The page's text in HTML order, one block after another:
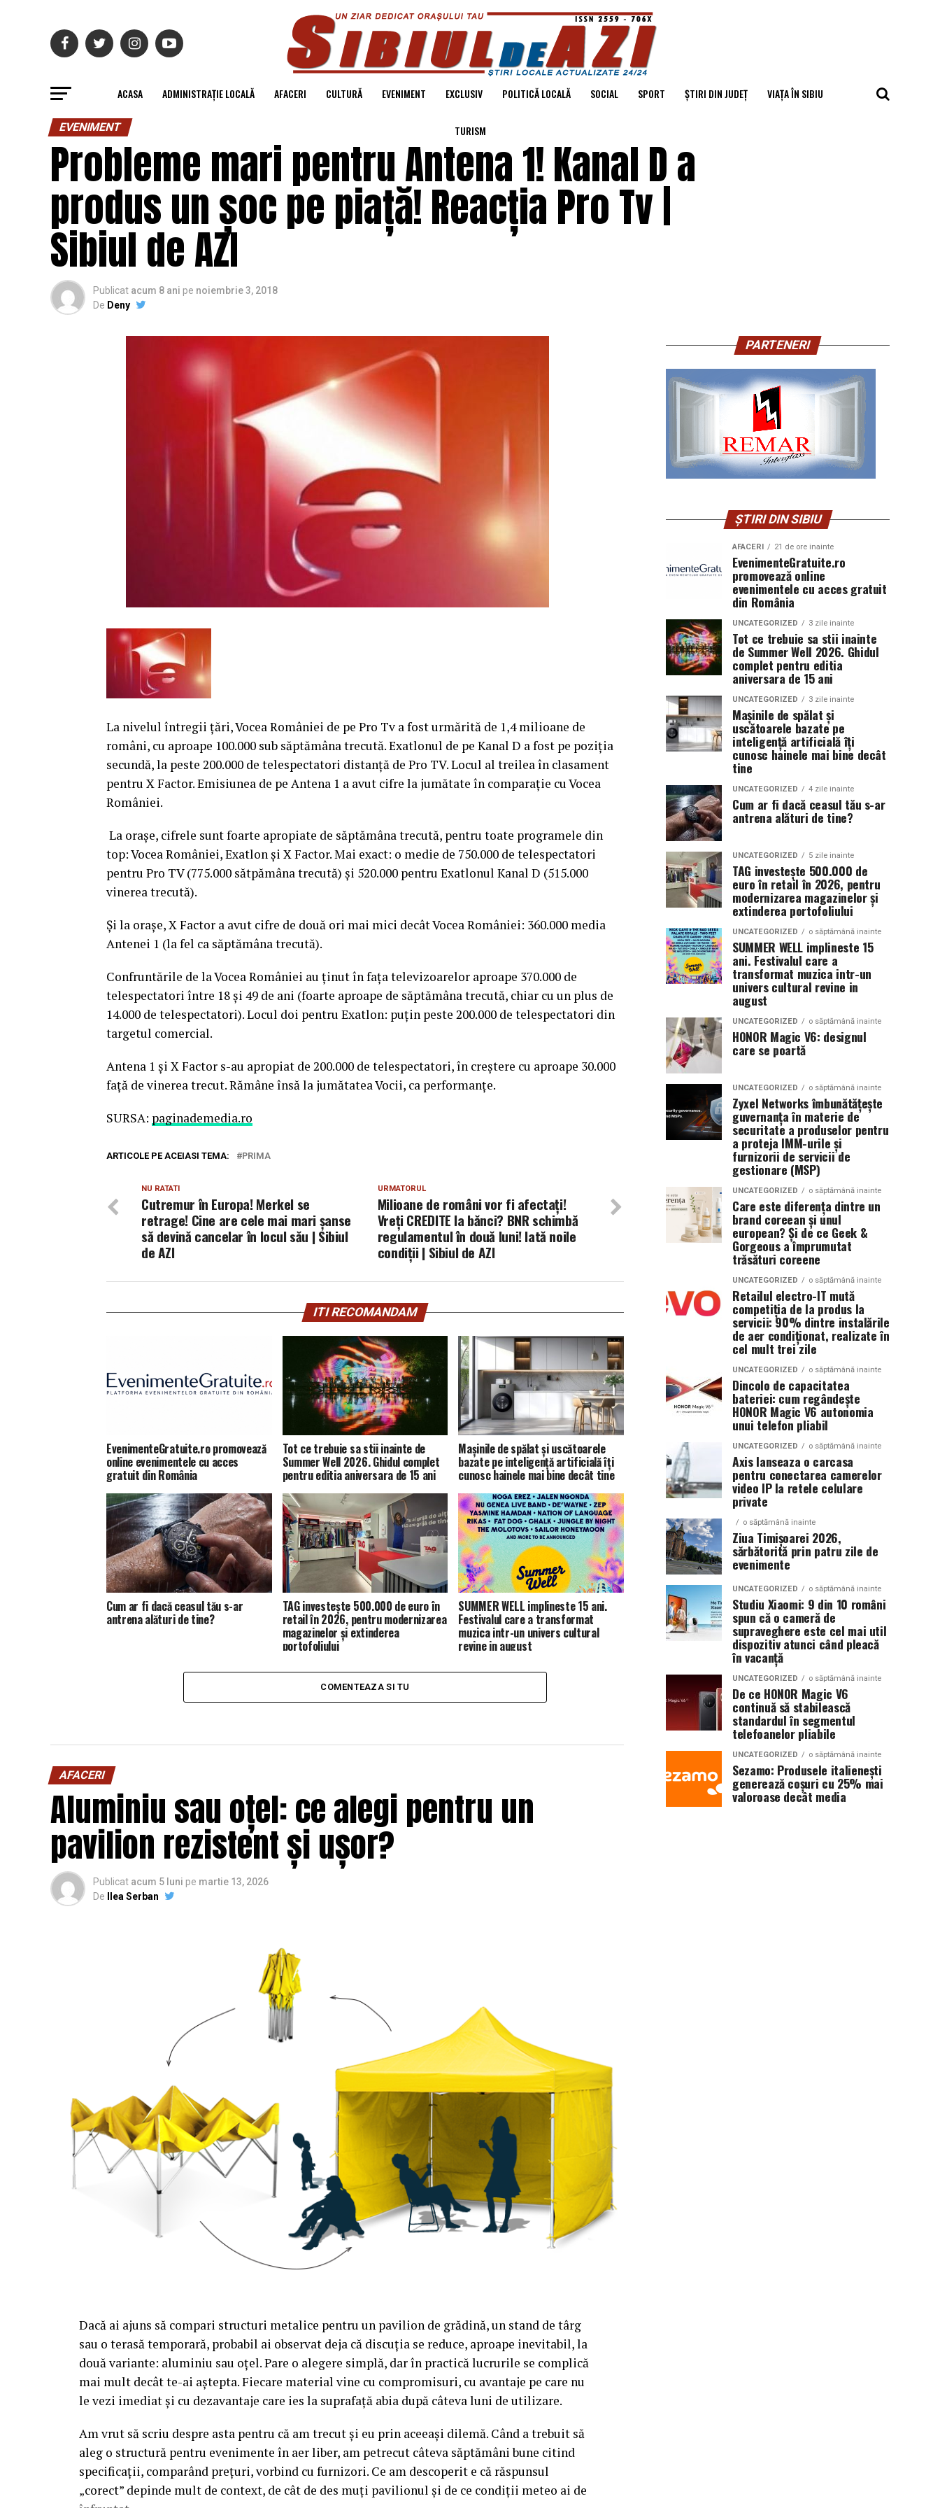
ACASA ADMINISTRAȚIE LOCALĂ AFACERI CULTURĂ EVENIMENT EXCLUSIV POLITICĂ LOCALĂ SOCIAL SPORT ȘTIRI DIN JUDEȚ VIAȚA ÎN SIBIU
TURISM
EVENIMENT
Probleme mari pentru Antena 1! Kanal D a
produs un șoc pe piață! Reacția Pro Tv |
Sibiul de AZI
Publicat acum 8 ani pe noiembrie 3, 2018
De Deny
La nivelul întregii ţări, Vocea României de pe Pro Tv a fost urmărită de 1,4 milioane de
români, cu aproape 100.000 sub săptămâna trecută. Exatlonul de pe Kanal D a fost pe poziţia
secundă, la peste 200.000 de telespectatori distanţă de Pro TV. Locul al treilea în clasament
pentru X Factor. Emisiunea de pe Antena 1 a avut cifre la jumătate în comparaţie cu Vocea
României.
La oraşe, cifrele sunt foarte apropiate de săptămâna trecută, pentru toate programele din
top: Vocea României, Exatlon şi X Factor.Mai exact: o medie de 750.000 de telespectatori
pentru Pro TV (775.000 sătpămâna trecută) şi 520.000 pentru Exatlonul Kanal D (515.000
vinerea trecută).
Și la oraşe, X Factor a avut cifre de două ori mai mici decât Vocea României: 360.000 media
Antenei 1 (la fel ca săptămâna trecută).
Confruntările de la Vocea României au ţinut în faţa televizoarelor aproape 370.000 de
telespectatori între 18 şi 49 de ani (foarte aproape de săptămâna trecută, chiar cu un plus de
14.000 de telespectatori). Locul doi pentru Exatlon: puţin peste 200.000 de telespectatori din
targetul comercial.
Antena 1 şi X Factor s-au apropiat de 200.000 de telespectatori, în creştere cu aproape 30.000
faţă de vinerea trecut. Rămâne însă la jumătatea Vocii, ca performanţe.
SURSA: paginademedia.ro
ARTICOLE PE ACEIASI TEMA: PRIMA
URMATORUL
Milioane de români vor fi afectați!
Vreți CREDITE la bănci? BNR schimbă
regulamentul în două luni! Iată noile
condiții | Sibiul de AZI
NU RATATI
Cutremur în Europa! Merkel se
retrage! Cine are cele mai mari șanse
să devină cancelar în locul său | Sibiul
de AZI
ITI RECOMANDAM
EvenimenteGratuite.ro promovează
online evenimentele cu acces
gratuit din România
Tot ce trebuie sa stii inainte de
Summer Well 2026. Ghidul complet
pentru editia aniversara de 15 ani
Mașinile de spălat și uscătoarele
bazate pe inteligență artificială îți
cunosc hainele mai bine decât tine
Cum ar fi dacă ceasul tău s-ar
antrena alături de tine?
TAG investește 500.000 de euro în
retail în 2026, pentru modernizarea
magazinelor și extinderea
portofoliului
SUMMER WELL implineste 15 ani.
Festivalul care a transformat
muzica intr-un univers cultural
revine in august
COMENTEAZA SI TU
AFACERI
Aluminiu sau oțel: ce alegi pentru un
pavilion rezistent și ușor?
Publicat acum 5 luni pe martie 13, 2026
De
Ilea Serban
Dacă ai ajuns să compari structuri metalice pentru un pavilion de grădină, un stand de târg
sau o terasă temporară, probabil ai observat deja că discuția se reduce, aproape inevitabil, la
două variante: aluminiu sau oțel. Pare o alegere simplă, dar în practică lucrurile se complică
mai mult decât te-ai aștepta. Fiecare material vine cu compromisuri, cu avantaje pe care nu
le vezi imediat și cu dezavantaje care ies la suprafață abia după câteva luni de utilizare.
Am vrut să scriu despre asta pentru că am trecut și eu prin aceeași dilemă. Când a trebuit să
aleg o structură pentru evenimente în aer liber, am petrecut câteva săptămâni bune citind
specificații, comparând prețuri, vorbind cu furnizori. Ce am descoperit e că răspunsul
„corect” depinde mult de context, de cât de des muți pavilionul și de ce condiții meteo ai de
PARTENERI
ȘTIRI DIN SIBIU
AFACERI 21 de ore inainte
EvenimenteGratuite.ro
promovează online
evenimentele cu acces gratuit
din România
UNCATEGORIZED 3 zile inainte
Tot ce trebuie sa stii inainte
de Summer Well 2026. Ghidul
complet pentru editia
aniversara de 15 ani
UNCATEGORIZED 3 zile inainte
Mașinile de spălat și
uscătoarele bazate pe
inteligență artificială îți
cunosc hainele mai bine decât
tine
UNCATEGORIZED 4 zile inainte
Cum ar fi dacă ceasul tău s-ar
antrena alături de tine?
UNCATEGORIZED 5 zile inainte
TAG investește 500.000 de
euro în retail în 2026, pentru
modernizarea magazinelor și
extinderea portofoliului
UNCATEGORIZED o săptămână inainte
SUMMER WELL implineste 15
ani. Festivalul care a
transformat muzica intr-un
univers cultural revine in
august
UNCATEGORIZED o săptămână inainte
HONOR Magic V6: designul
care se poartă
UNCATEGORIZED o săptămână inainte
Zyxel Networks îmbunătățește
guvernanța în materie de
securitate a produselor pentru
a proteja IMM-urile și
furnizorii de servicii de
gestionare (MSP)
UNCATEGORIZED o săptămână inainte
Care este diferența dintre un
brand coreean și unul
european? Și de ce Geek &
Gorgeous a împrumutat
trăsături coreene
UNCATEGORIZED o săptămână inainte
Retailul electro-IT mută
competiția de la produs la
servicii: 90% dintre instalările
de aer condiționat, realizate în
cel mult trei zile
UNCATEGORIZED o săptămână inainte
Dincolo de capacitatea
bateriei: cum regândește
HONOR Magic V6 autonomia
unui telefon pliabil
UNCATEGORIZED o săptămână inainte
Axis lanseaza o carcasa
pentru conectarea camerelor
video IP la retele celulare
private
o săptămână inainte
Ziua Timișoarei 2026,
sărbătorită prin patru zile de
evenimente
UNCATEGORIZED o săptămână inainte
Studiu Xiaomi: 9 din 10 români
spun că o cameră de
supraveghere este cel mai util
dispozitiv atunci când pleacă
în vacanță
UNCATEGORIZED o săptămână inainte
De ce HONOR Magic V6
continuă să stabilească
standardul în segmentul
telefoanelor pliabile
UNCATEGORIZED o săptămână inainte
Sezamo: Produsele italienești
generează coșuri cu 25% mai
valoroase decât media